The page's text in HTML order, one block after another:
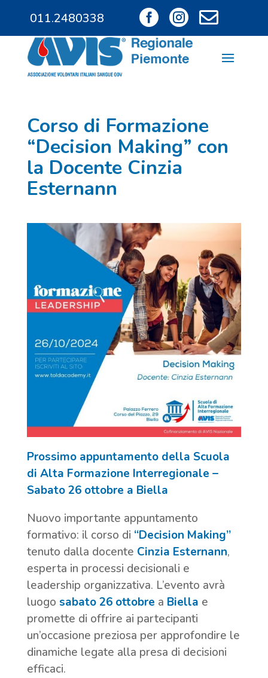
011.2480338
011.9685828
  
Corso di Formazione
“Decision Making” con
la Docente Cinzia
Esternann
Prossimo appuntamento della Scuola
di Alta Formazione Interregionale –
Sabato 26 ottobre a Biella
Nuovo importante appuntamento
formativo: il corso di “Decision Making”
tenuto dalla docente Cinzia Esternann,
esperta in processi decisionali e
leadership organizzativa. L’evento avrà
luogo sabato 26 ottobre a Biella e
promette di offrire ai partecipanti
un’occasione preziosa per approfondire le
dinamiche legate alla presa di decisioni
efficaci.